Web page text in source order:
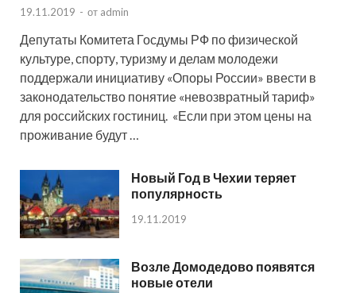
19.11.2019 - от admin
Депутаты Комитета Госдумы РФ по физической
культуре, спорту, туризму и делам молодежи
поддержали инициативу «Опоры России» ввести в
законодательство понятие «невозвратный тариф»
для российских гостиниц. «Если при этом цены на
проживание будут …
Новый Год в Чехии теряет
популярность
19.11.2019
Возле Домодедово появятся
новые отели